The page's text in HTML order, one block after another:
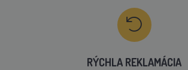
RÝCHLA REKLAMÁCIA